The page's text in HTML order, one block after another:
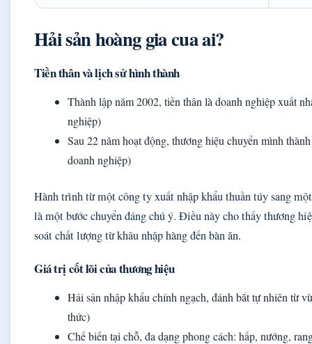
Hải sản hoàng gia cua ai?
Tiền thân và lịch sử hình thành
Thành lập năm 2002, tiền thân là doanh nghiệp xuất
nghiệp)
Sau 22 năm hoạt động, thương hiệu chuyển mình
doanh nghiệp)
Hành trình từ một công ty xuất nhập khẩu thuần túy sang
là một bước chuyển đáng chú ý. Điều này cho thấy thương
soát chất lượng từ khâu nhập hàng đến bàn ăn.
Giá trị cốt lõi của thương hiệu
Hải sản nhập khẩu chính ngạch, đánh bắt tự nhiên từ
thức)
Chế biến tại chỗ, đa dạng phong cách: hấp, nướng,